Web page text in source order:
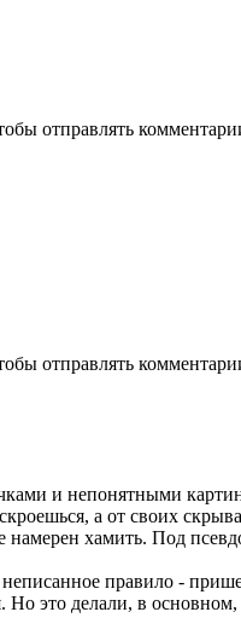
отправлять
отправлять
и непонятными
а от своих
намерен хамить. Под
правило -
Но это делали, в основном,